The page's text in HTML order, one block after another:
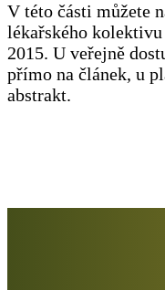
V této části můžete
lékařského
2015. U veřejně
přímo na článek, u
abstrakt.